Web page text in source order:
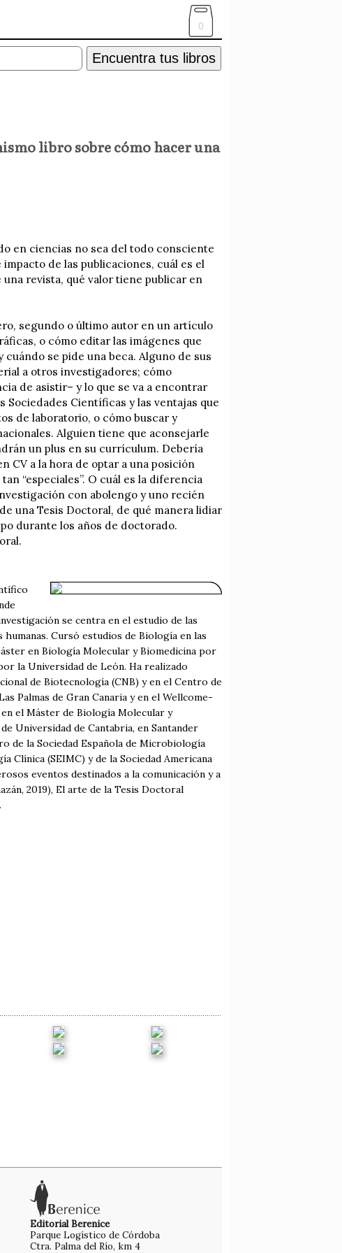
0
Encuentra tus libros
libro sobre cómo hacer una
en ciencias no sea del todo consciente
de las publicaciones, cuál es el
revista, qué valor tiene publicar en
segundo o último autor en un artículo
o cómo editar las imágenes que
se pide una beca. Alguno de sus
a otros investigadores; cómo
de asistir– y lo que se va a encontrar
Sociedades Científicas y las ventajas que
de laboratorio, o cómo buscar y
Alguien tiene que aconsejarle
un plus en su currículum. Debería
CV a la hora de optar a una posición
“especiales”. O cuál es la diferencia
con abolengo y uno recién
una Tesis Doctoral, de qué manera lidiar
durante los años de doctorado.
se centra en el estudio de las
Cursó estudios de Biología en las
en Biología Molecular y Biomedicina por
la Universidad de León. Ha realizado
de Biotecnología (CNB) y en el Centro de
Palmas de Gran Canaria y en el Wellcome-
el Máster de Biología Molecular y
Universidad de Cantabria, en Santander
de la Sociedad Española de Microbiología
Clínica (SEIMC) y de la Sociedad Americana
eventos destinados a la comunicación y a
2019), El arte de la Tesis Doctoral
Editorial Berenice
Parque Logístico de Córdoba
Ctra. Palma del Río, km 4